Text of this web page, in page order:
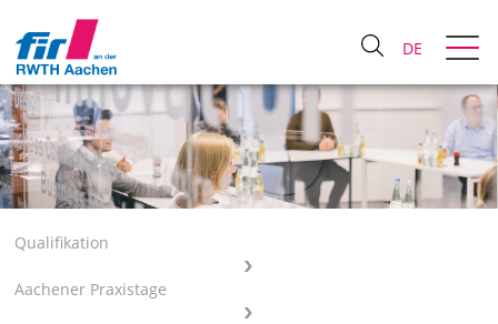
DE
Qualifikation
Aachener Praxistage